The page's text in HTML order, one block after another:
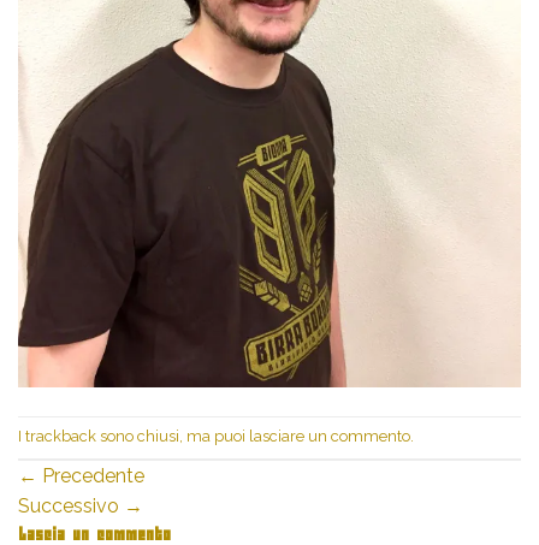
I trackback sono chiusi, ma puoi lasciare un commento
← Precedente
Successivo →
Lascia un commento